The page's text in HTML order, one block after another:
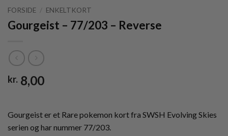
FORSIDE / ENKELTKORT
Gourgeist – 77/203 – Reverse
kr. 8,00
Gourgeist er et Rare pokemon kort fra SWSH Evolving Skies
serien og har nummer 77/203.